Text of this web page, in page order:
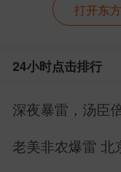
打开东
24小时点击排行
深夜暴雷，汤臣
老美非农爆雷 北